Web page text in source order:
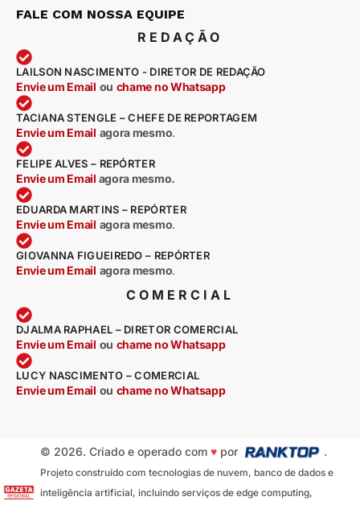
FALE COM NOSSA EQUIPE
REDAÇÃO
LAILSON NASCIMENTO - DIRETOR DE REDAÇÃO
Envie um Email ou chame no Whatsapp
TACIANA STENGLE – CHEFE DE REPORTAGEM
Envie um Email agora mesmo.
FELIPE ALVES – REPÓRTER
Envie um Email agora mesmo.
EDUARDA MARTINS – REPÓRTER
Envie um Email agora mesmo.
GIOVANNA FIGUEIREDO – REPÓRTER
Envie um Email agora mesmo.
COMERCIAL
DJALMA RAPHAEL – DIRETOR COMERCIAL
Envie um Email ou chame no Whatsapp
LUCY NASCIMENTO – COMERCIAL
Envie um Email ou chame no Whatsapp
© 2026. Criado e operado com ♥por .
Projeto construído com tecnologias de nuvem, banco de dados e
inteligência artificial, incluindo serviços de edge computing,